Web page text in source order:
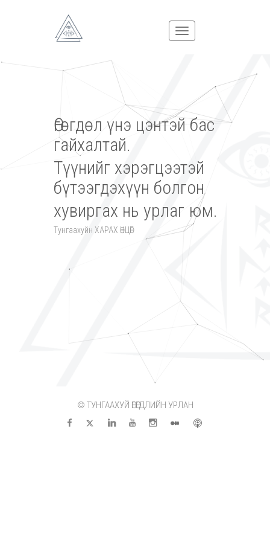
Өгөгдөл үнэ цэнтэй бас
гайхалтай.
Түүнийг хэрэгцээтэй
бүтээгдэхүүн болгон
хувиргах нь урлаг юм.
Тунгаахуйн ХАРАХ ӨНЦӨГ
© ТУНГААХУЙ ӨГӨГДЛИЙН УРЛАН